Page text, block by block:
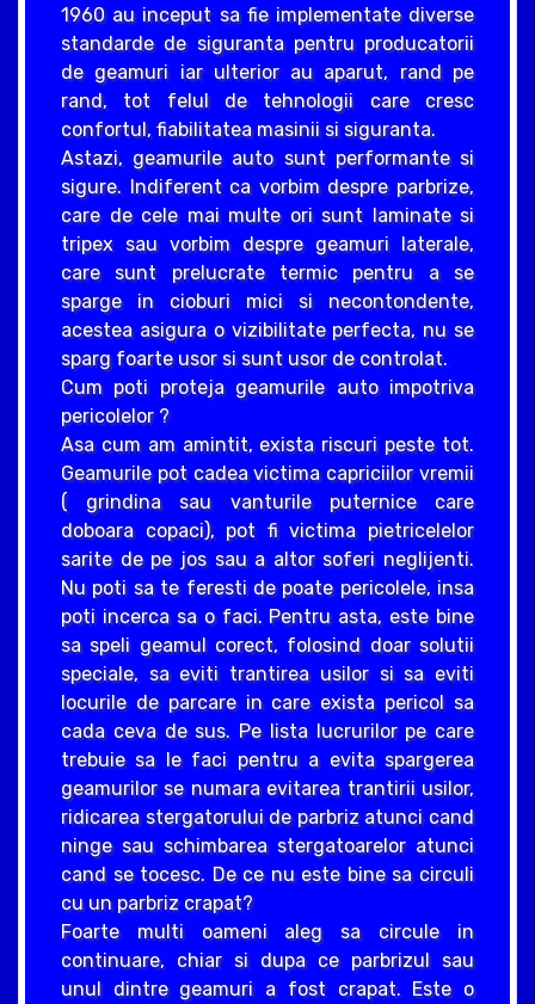
1960 au inceput sa fie implementate diverse
standarde de siguranta pentru producatorii
de geamuri iar ulterior au aparut, rand pe
rand, tot felul de tehnologii care cresc
confortul, fiabilitatea masinii si siguranta.
Astazi, geamurile auto sunt performante si
sigure. Indiferent ca vorbim despre parbrize,
care de cele mai multe ori sunt laminate si
tripex sau vorbim despre geamuri laterale,
care sunt prelucrate termic pentru a se
sparge in cioburi mici si necontondente,
acestea asigura o vizibilitate perfecta, nu se
sparg foarte usor si sunt usor de controlat.
Cum poti proteja geamurile auto impotriva
pericolelor ?
Asa cum am amintit, exista riscuri peste tot.
Geamurile pot cadea victima capriciilor vremii
( grindina sau vanturile puternice care
doboara copaci), pot fi victima pietricelelor
sarite de pe jos sau a altor soferi neglijenti.
Nu poti sa te feresti de poate pericolele, insa
poti incerca sa o faci. Pentru asta, este bine
sa speli geamul corect, folosind doar solutii
speciale, sa eviti trantirea usilor si sa eviti
locurile de parcare in care exista pericol sa
cada ceva de sus. Pe lista lucrurilor pe care
trebuie sa le faci pentru a evita spargerea
geamurilor se numara evitarea trantirii usilor,
ridicarea stergatorului de parbriz atunci cand
ninge sau schimbarea stergatoarelor atunci
cand se tocesc. De ce nu este bine sa circuli
cu un parbriz crapat?
Foarte multi oameni aleg sa circule in
continuare, chiar si dupa ce parbrizul sau
unul dintre geamuri a fost crapat. Este o